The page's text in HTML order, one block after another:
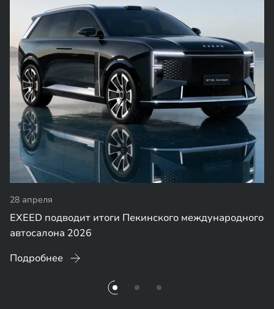
28 апреля
EXEED подводит итоги Пекинского международного
автосалона 2026
Подробнее